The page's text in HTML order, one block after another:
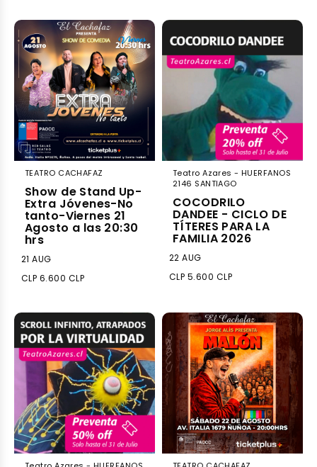
TEATRO CACHAFAZ
Show de Stand Up-
Extra Jóvenes-No
tanto-Viernes 21
Agosto a las 20:30
hrs
21 AUG
CLP 6.600 CLP
Teatro Azares - HUERFANOS
2146 SANTIAGO
COCODRILO
DANDEE - CICLO DE
TÍTERES PARA LA
FAMILIA 2026
22 AUG
CLP 5.600 CLP